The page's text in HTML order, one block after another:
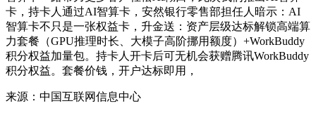
卡，持卡人通过AI智算卡，安然银行零售部担任人暗示：AI
智算卡不只是一张权益卡，升金送：资产层级达标解锁高端算
力套餐（GPU推理时长、大模子高阶挪用额度）+WorkBuddy
积分权益加量包。持卡人开卡后可无机会获赠腾讯WorkBuddy
积分权益。套餐价钱，开户达标即用，
来源：中国互联网信息中心